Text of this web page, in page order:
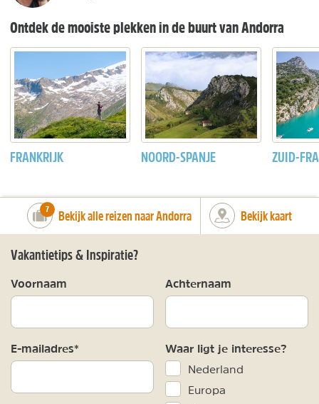
Ontdek de mooiste plekken in de buurt van Andorra
FRANKRIJK NOORD-SPANJE ZUID-
number_of_trips:
7 Bekijk alle reizen naar Andorra Bekijk kaart
Vakantietips & Inspiratie?
Voornaam Achternaam
E-mailadres* Waar ligt je interesse?
Nederland
Europa